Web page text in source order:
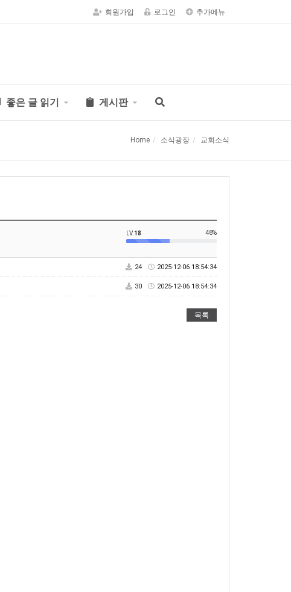
회원가입 로그인 추가메뉴
좋은 글 읽기 게시판
Home 소식광장 교회소식
LV.18 48%
24 2025-12-06 18:54:34
30 2025-12-06 18:54:34
목록